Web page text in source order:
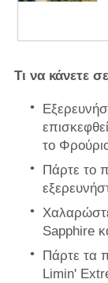
Τι να κάνετε
το
Πάρτε το
Sapphire
Πάρτε τα
Limin'